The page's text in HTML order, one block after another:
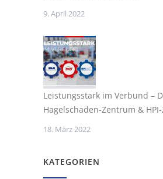
9. April 2022
Leistungsstark im Verbund –
Hagelschaden-Zentrum &
18. März 2022
KATEGORIEN